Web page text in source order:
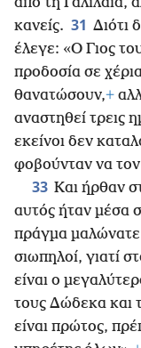
κανείς. 31 Διότι
έλεγε: «Ο Γιος
προδοσία σε
θανατώσουν,+
αναστηθεί τρεις
εκείνοι δεν
φοβούνταν να
33 Και ήρθαν
αυτός ήταν μέσα
πράγμα
σιωπηλοί, γιατί
είναι ο
τους Δώδεκα και
είναι πρώτος,